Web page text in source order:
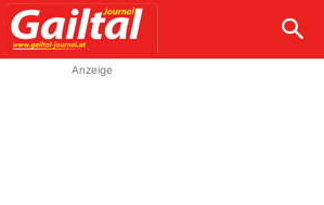
Anzeige